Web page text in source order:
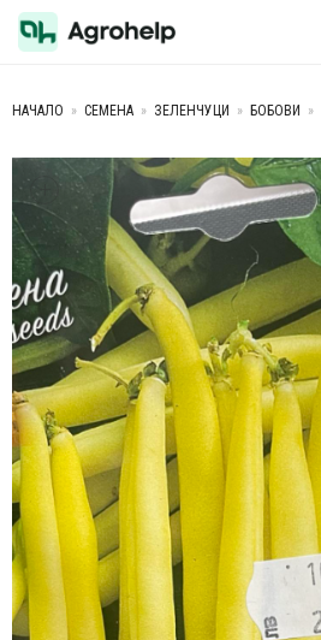
НАЧАЛО » СЕМЕНА » ЗЕЛЕНЧУЦИ » БОБОВИ »